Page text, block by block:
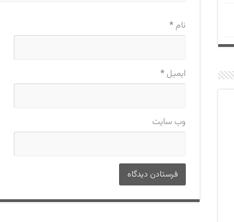
نام*
ایمیل*
وب‌ سایت